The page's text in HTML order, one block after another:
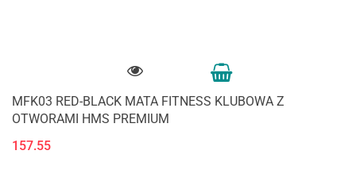
MFK03 RED-BLACK MATA FITNESS KLUBOWA Z
OTWORAMI HMS PREMIUM
157.55